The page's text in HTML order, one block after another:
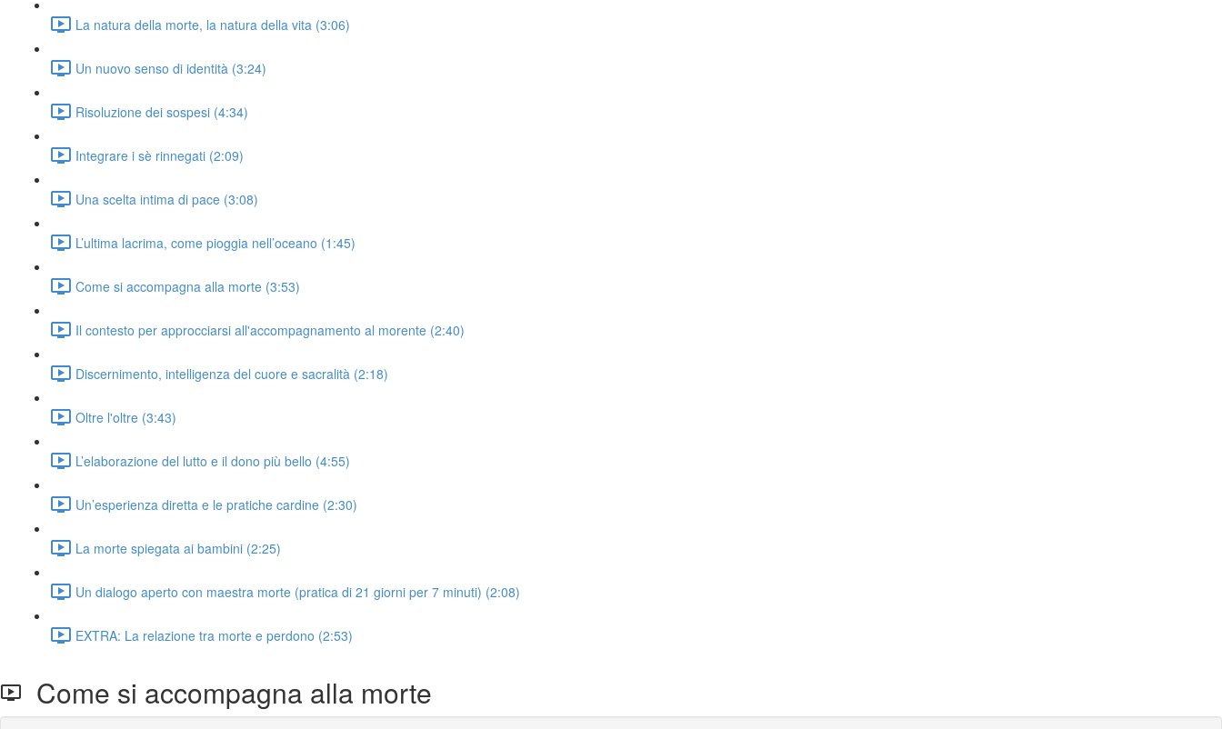
La natura della morte, la natura della vita (3:06)
Un nuovo senso di identità (3:24)
Risoluzione dei sospesi (4:34)
Integrare i sè rinnegati (2:09)
Una scelta intima di pace (3:08)
L’ultima lacrima, come pioggia nell’oceano (1:45)
Come si accompagna alla morte (3:53)
Il contesto per approcciarsi all'accompagnamento al morente (2:40)
Discernimento, intelligenza del cuore e sacralità (2:18)
Oltre l'oltre (3:43)
L’elaborazione del lutto e il dono più bello (4:55)
Un’esperienza diretta e le pratiche cardine (2:30)
La morte spiegata ai bambini (2:25)
Un dialogo aperto con maestra morte (pratica di 21 giorni per 7 minuti) (2:08)
EXTRA: La relazione tra morte e perdono (2:53)
Come si accompagna alla morte